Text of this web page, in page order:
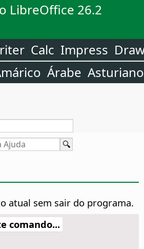
LibreOffice 26.2
Calc Impress
Árabe Asturiano
atual sem sair do programa.
comando...